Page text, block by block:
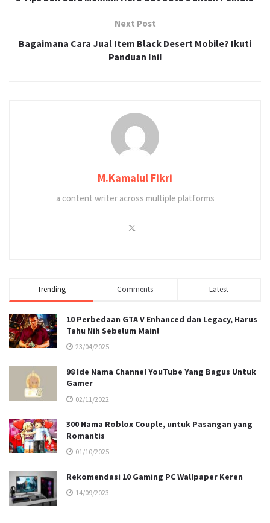
Next Post
Bagaimana Cara Jual Item Black Desert Mobile? Ikuti
Panduan Ini!
M.Kamalul Fikri
a content writer across multiple platforms
Trending Comments Latest
10 Perbedaan GTA V Enhanced dan Legacy, Harus
Tahu Nih Sebelum Main!
23/04/2025
98 Ide Nama Channel YouTube Yang Bagus Untuk
Gamer
02/11/2022
300 Nama Roblox Couple, untuk Pasangan yang
Romantis
01/10/2025
Rekomendasi 10 Gaming PC Wallpaper Keren
14/09/2023